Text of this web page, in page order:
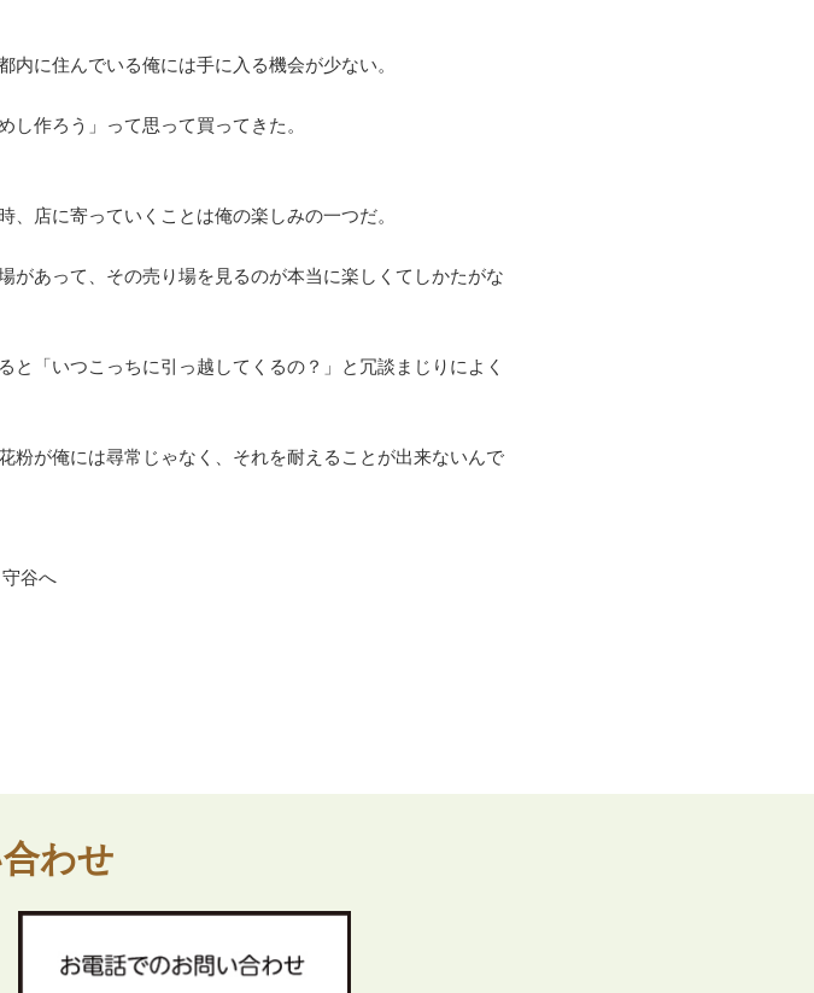
に住んでいる俺には手に入る機会が少ない。
作ろう」って思って買ってきた。
店に寄っていくことは俺の楽しみの一つだ。
あって、その売り場を見るのが本当に楽しくてしかたがな
「いつこっちに引っ越してくるの？」と冗談まじりによく
粉が俺には尋常じゃなく、それを耐えることが出来ないんで
谷へ
わせ